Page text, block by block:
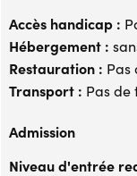
Accès handicap :
Hébergement :
Restauration : Pas
Transport : Pas de
Admission
Niveau d'entrée